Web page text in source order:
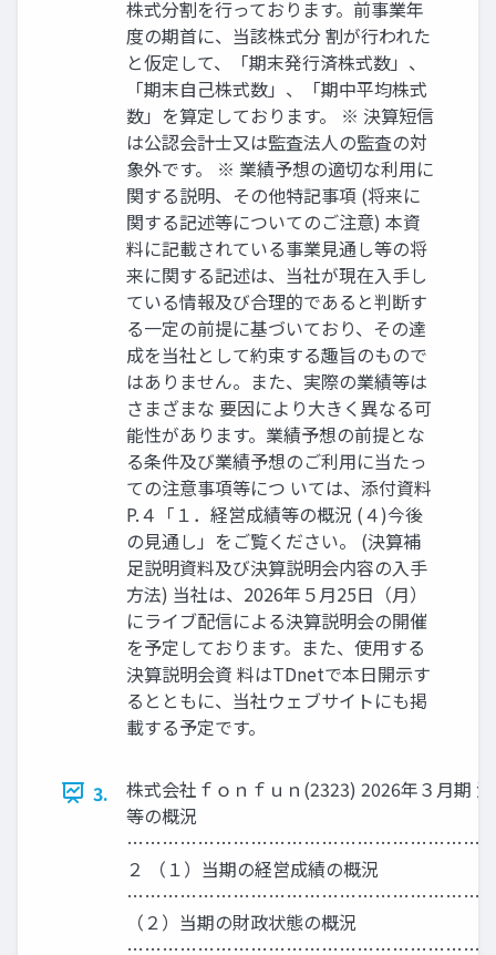
株式分割を行っております。前事業年
度の期首に、当該株式分 割が行われた
と仮定して、「期末発行済株式数」、
「期末自己株式数」、「期中平均株式
数」を算定しております。 ※ 決算短信
は公認会計士又は監査法人の監査の対
象外です。 ※ 業績予想の適切な利用に
関する説明、その他特記事項 (将来に
関する記述等についてのご注意) 本資
料に記載されている事業見通し等の将
来に関する記述は、当社が現在入手し
ている情報及び合理的であると判断す
る一定の前提に基づいており、その達
成を当社として約束する趣旨のもので
はありません。また、実際の業績等は
さまざまな 要因により大きく異なる可
能性があります。業績予想の前提とな
る条件及び業績予想のご利用に当たっ
ての注意事項等につ いては、添付資料
P.４「１．経営成績等の概況 (４)今後
の見通し」をご覧ください。 (決算補
足説明資料及び決算説明会内容の入手
方法) 当社は、2026年５月25日（月）
にライブ配信による決算説明会の開催
を予定しております。また、使用する
決算説明会資 料はTDnetで本日開示す
るとともに、当社ウェブサイトにも掲
載する予定です。
3.
株式会社ｆｏｎｆｕｎ(2323) 2026年３月期
等の概況
２ （１）当期の経営成績の概況
（２）当期の財政状態の概況